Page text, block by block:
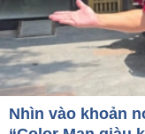
Nhìn vào khoản